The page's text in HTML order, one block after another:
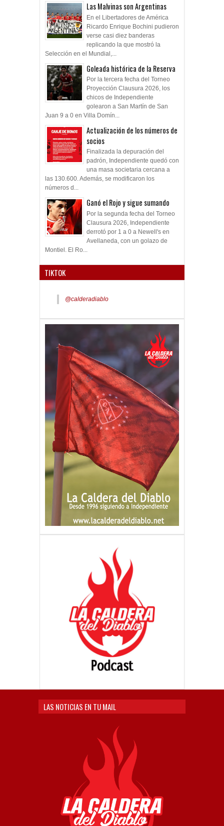
Las Malvinas son Argentinas
En el Libertadores de América
Ricardo Enrique Bochini pudieron
verse casi diez banderas
replicando la que mostró la
Selección en el Mundial,...
Goleada histórica de la Reserva
Por la tercera fecha del Torneo
Proyección Clausura 2026, los
chicos de Independiente
golearon a San Martín de San
Juan 9 a 0 en Villa Domín...
Actualización de los números de
socios
Finalizada la depuración del
padrón, Independiente quedó con
una masa societaria cercana a
las 130.600. Además, se modificaron los
números d...
Ganó el Rojo y sigue sumando
Por la segunda fecha del Torneo
Clausura 2026, Independiente
derrotó por 1 a 0 a Newell's en
Avellaneda, con un golazo de
Montiel. El Ro...
TIKTOK
@calderadiablo
LAS NOTICIAS EN TU MAIL